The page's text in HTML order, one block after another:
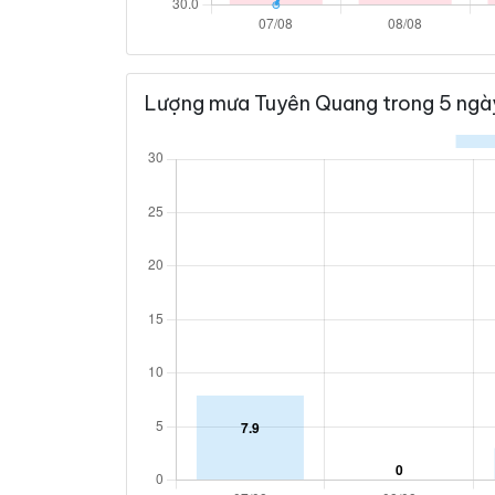
Lượng mưa Tuyên Quang trong 5